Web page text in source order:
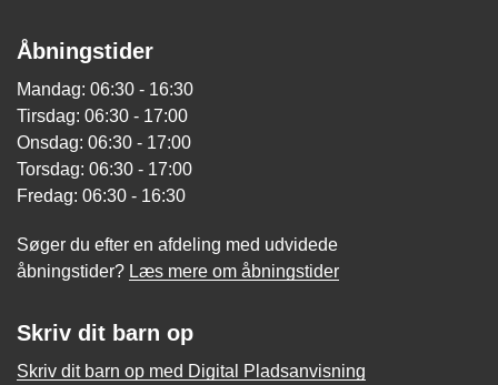
Åbningstider
Mandag: 06:30 - 16:30
Tirsdag: 06:30 - 17:00
Onsdag: 06:30 - 17:00
Torsdag: 06:30 - 17:00
Fredag: 06:30 - 16:30
Søger du efter en afdeling med udvidede
åbningstider? Læs mere om åbningstider
Skriv dit barn op
Skriv dit barn op med Digital Pladsanvisning